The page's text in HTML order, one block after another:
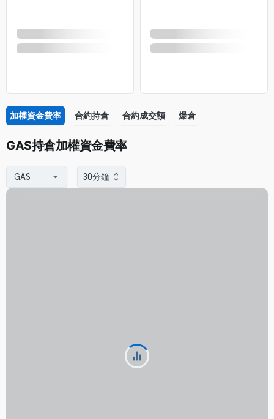
加權資金費率 合約持倉 合約成交額 爆倉
GAS持倉加權資金費率
30分鐘